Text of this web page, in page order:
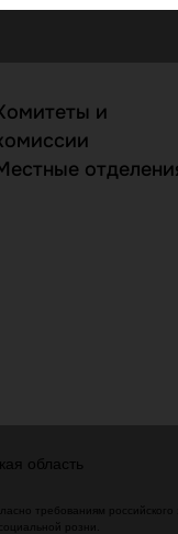
и
область
требованиям
розни.